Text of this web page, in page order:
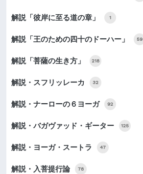
解説「彼岸に至る道の章」 1
解説「王のための四十のドーハー」 59
解説「菩薩の生き方」 218
解説・スフリッレーカ 32
解説・ナーローの６ヨーガ 92
解説・バガヴァッド・ギーター 125
解説・ヨーガ・スートラ 47
解説・入菩提行論 78